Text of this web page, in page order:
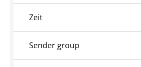
Zeit
Sender group